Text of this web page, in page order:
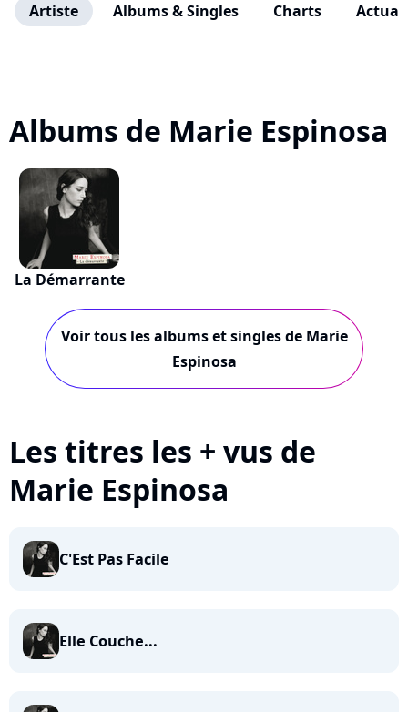
Artiste Albums & Singles Charts
Albums de Marie Espinosa
La Démarrante
Voir tous les albums et singles de Marie
Espinosa
Les titres les + vus de
Marie Espinosa
C'Est Pas Facile
Elle Couche...